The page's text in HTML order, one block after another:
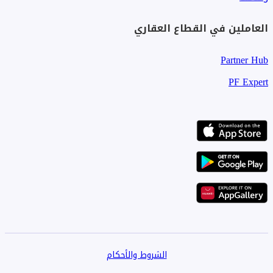
العاملين في القطاع العقاري
Partner Hub
PF Expert
الشروط والأحكام